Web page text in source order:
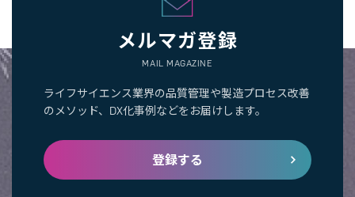
メルマガ登録
MAIL MAGAZINE
ライフサイエンス業界の品質管理や製造プロセス改善
のメソッド、DX化事例などをお届けします。
登録する